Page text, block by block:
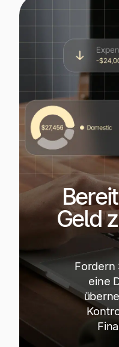
Einloggen
Über uns
Einloggen
Bereit, Zeit und
Geld
Fordern
eine